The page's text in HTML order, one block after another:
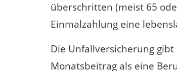
überschritten (meist 65
Einmalzahlung eine
Die Unfallversicherung
Monatsbeitrag als eine